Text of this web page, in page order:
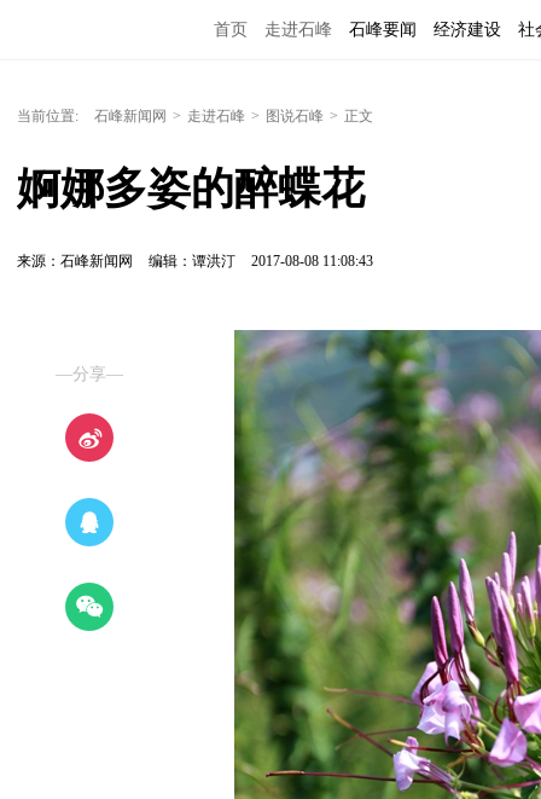
首页 走进石峰 石峰要闻 经济建设 社
当前位置: 石峰新闻网 > 走进石峰 > 图说石峰 > 正文
婀娜多姿的醉蝶花
来源：石峰新闻网 编辑：谭洪汀 2017-08-08 11:08:43
—分享—